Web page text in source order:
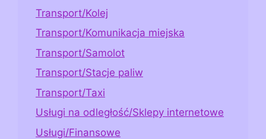
Transport/Kolej
Transport/Komunikacja miejska
Transport/Samolot
Transport/Stacje paliw
Transport/Taxi
Usługi na odległość/Sklepy internetowe
Usługi/Finansowe